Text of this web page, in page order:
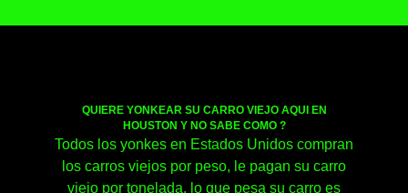
QUIERE YONKEAR SU CARRO VIEJO AQUI EN
HOUSTON Y NO SABE COMO ?
Todos los yonkes en Estados Unidos compran
los carros viejos por peso, le pagan su carro
viejo por tonelada, lo que pesa su carro es